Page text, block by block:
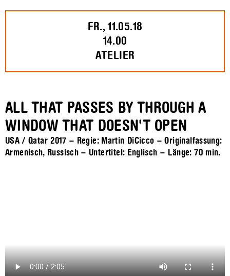
FR., 11.05.18
14.00
ATELIER
ALL THAT PASSES BY THROUGH A
WINDOW THAT DOESN'T OPEN
USA / Qatar 2017 – Regie: Martin DiCicco – Originalfassung:
Armenisch, Russisch – Untertitel: Englisch – Länge:70 min.